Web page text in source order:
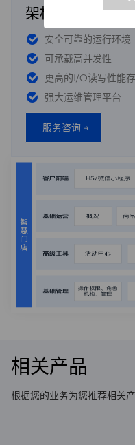
架构优势
安全可靠的运行环境
可承载高并发性
更高的I/O读写性能
强大运维管理平台
服务咨询 →
相关产品
根据您的业务为您推荐相关